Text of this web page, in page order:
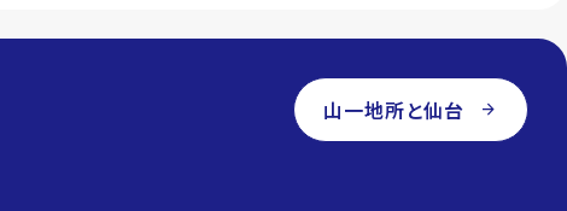
山一地所と仙台 arrow_forward